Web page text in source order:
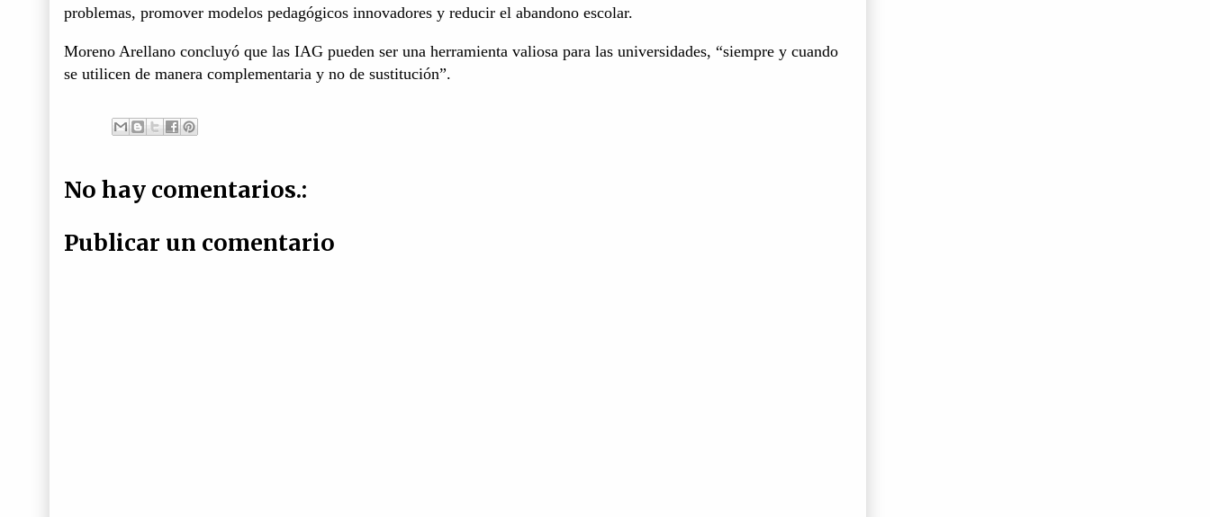
problemas, promover modelos pedagógicos innovadores y reducir el abandono escolar.
Moreno Arellano concluyó que las IAG pueden ser una herramienta valiosa para las universidades, “siempre y cuando
se utilicen de manera complementaria y no de sustitución”.
No hay comentarios.:
Publicar un comentario